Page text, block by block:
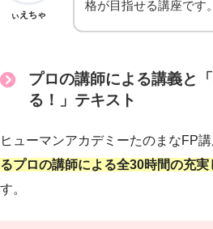
ぃえちゃ
格が目指せる講座です。
プロの講師による講義と
る！」テキスト
ヒューマンアカデミーたのまなFP講
るプロの講師による全30時間の充実
す。